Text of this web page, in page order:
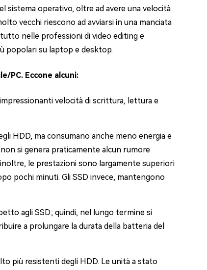
sistema operativo, oltre ad avere una velocità
vecchi riescono ad avviarsi in una manciata
nelle professioni di video editing e
popolari su laptop e desktop.
PC. Eccone alcuni:
velocità di scrittura, lettura e
HDD, ma consumano anche meno energia e
si genera praticamente alcun rumore
le prestazioni sono largamente superiori
pochi minuti. Gli SSD invece, mantengono
agli SSD; quindi, nel lungo termine si
a prolungare la durata della batteria del
più resistenti degli HDD. Le unità a stato